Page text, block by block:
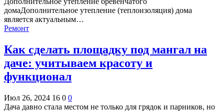
домаДополнительное утепление (теплоизоляция) дома
является актуальным…
Ремонт
Как сделать площадку под мангал на
даче: учитываем красоту и
функционал
Июл 26, 2024 16 0 0
Дача давно стала местом не только для грядок и парников, но